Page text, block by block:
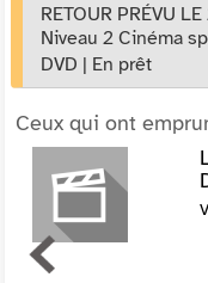
RETOUR PRÉVU
Niveau 2 Cinéma
DVD | En prêt
Ceux qui ont